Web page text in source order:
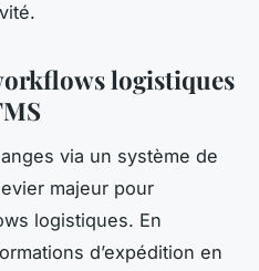
logistiques
via un système de
majeur pour
logistiques. En
d’expédition en